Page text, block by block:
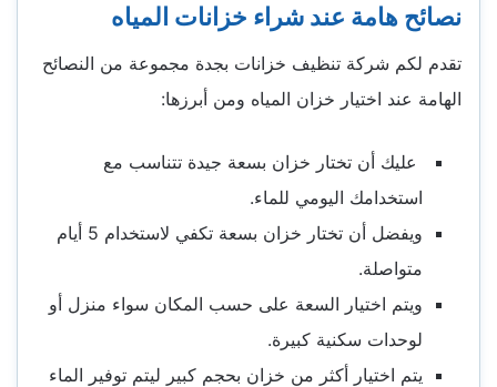
نصائح هامة عند شراء خزانات المياه
تقدم لكم شركة تنظيف خزانات بجدة مجموعة من النصائح
الهامة عند اختيار خزان المياه ومن أبرزها:
عليك أن تختار خزان بسعة جيدة تتناسب مع
استخدامك اليومي للماء.
ويفضل أن تختار خزان بسعة تكفي لاستخدام 5 أيام
متواصلة.
ويتم اختيار السعة على حسب المكان سواء منزل أو
لوحدات سكنية كبيرة.
يتم اختيار أكثر من خزان بحجم كبير ليتم توفير الماء